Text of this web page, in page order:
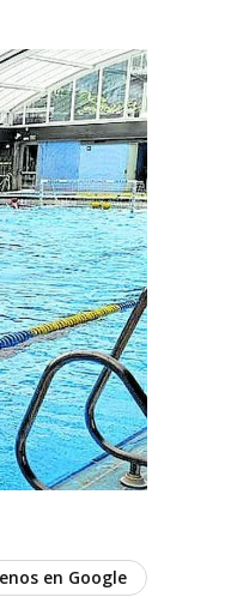
en Google